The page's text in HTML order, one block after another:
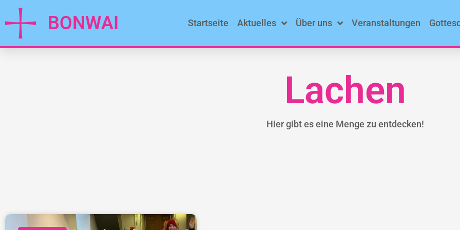
BONWAI Startseite Aktuelles Über uns Veranstaltungen
Lachen
Hier gibt es eine Menge zu entdecken!